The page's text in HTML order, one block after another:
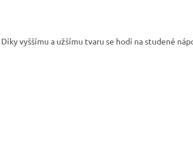
Díky vyššímu a užšímu tvaru se hodí na studené